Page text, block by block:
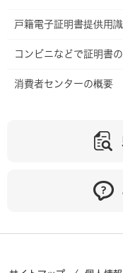
戸籍電子証明書提供用
コンビニなどで証明書
消費者センターの概要